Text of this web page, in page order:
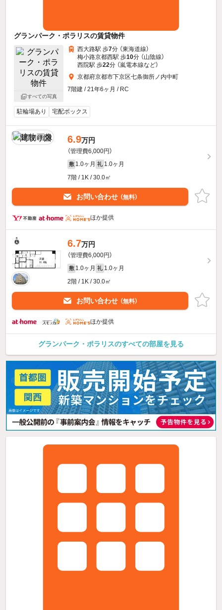
グランパーク・ポラリスの賃貸物件
すべての写真
西大路駅 歩7分 （東海道線）
梅小路京都西駅 歩10分 （山陰線）
西院駅 歩22分 （嵐電本線など）
京都府京都市下京区七条御所ノ内中町
7階建 / 21年6ヶ月 / RC
駐輪場あり 宅配ボックス
6.9万円
（管理費6,000円）
敷 1.0ヶ月 礼 1.0ヶ月
7階 / 1K / 30.0㎡
お問い合わせ （無料）
ほか提供
6.7万円
（管理費6,000円）
敷 1.0ヶ月 礼 1.0ヶ月
2階 / 1K / 30.0㎡
お問い合わせ （無料）
ほか提供
グランパーク・ポラリスのすべての部屋を見る